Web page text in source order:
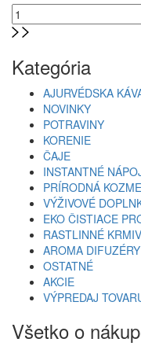
Kategória
AJURVÉDSKA
NOVINKY
POTRAVINY
KORENIE
ČAJE
INSTANTNÉ
PRÍRODNÁ
VÝŽIVOVÉ
EKO ČISTIACE
RASTLINNÉ
AROMA DIFUZÉRY
OSTATNÉ
AKCIE
VÝPREDAJ
Všetko o